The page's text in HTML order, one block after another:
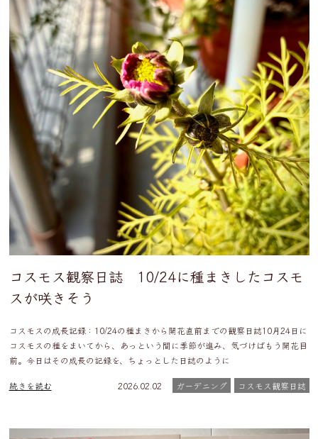
コスモス観察日誌 10/24に種まきしたコスモ
スが咲きそう
コスモスの成長記録：10/24の種まきから開花直前までの観察日誌10月24日に
コスモスの種をまいてから、あっという間に季節が進み、気づけばもう開花目
前。今日はその成長の記録を、ちょっとした日誌のように
続きを読む 2026.02.02 ガーデニング コスモス観察日誌